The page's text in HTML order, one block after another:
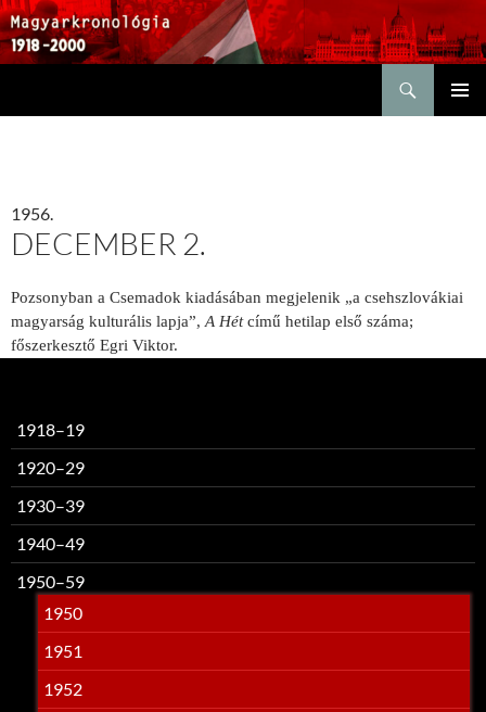
1956.
DECEMBER 2.
Pozsonyban a Csemadok kiadásában megjelenik „a csehszlovákiai
magyarság kulturális lapja”, A Hétcímű hetilap első száma;
főszerkesztő Egri Viktor.
1918–19
1920–29
1930–39
1940–49
1950–59
1950
1951
1952